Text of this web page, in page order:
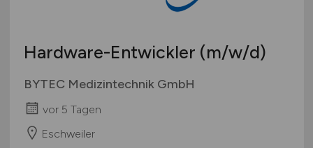
Hardware-Entwickler (m/w/d)
BYTEC Medizintechnik GmbH
vor 5 Tagen
Eschweiler